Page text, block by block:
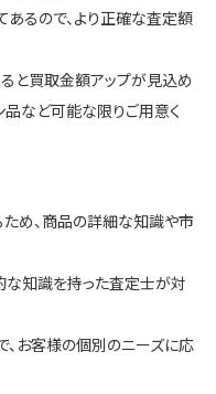
るので、より正確な査定額
と買取金額アップが見込め
品など可能な限りご用意く
め、商品の詳細な知識や市
な知識を持った査定士が対
、お客様の個別のニーズに応